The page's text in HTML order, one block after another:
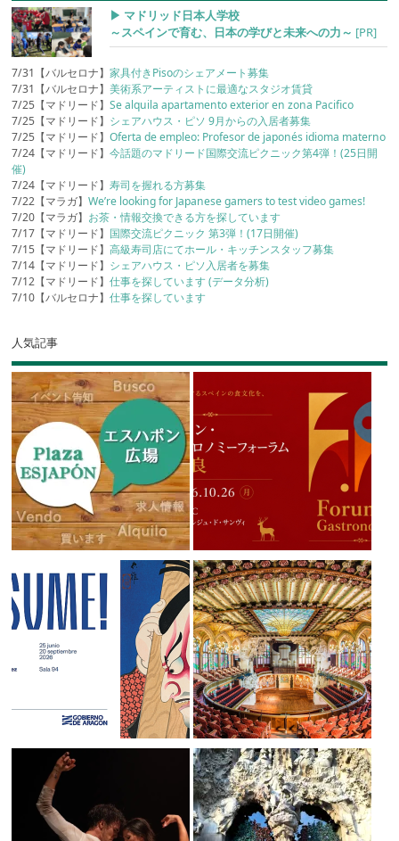
▶︎ マドリッド日本人学校
～スペインで育む、日本の学びと未来への力～ [PR]
7/31【バルセロナ】家具付きPisoのシェアメート募集
7/31【バルセロナ】美術系アーティストに最適なスタジオ賃貸
7/25【マドリード】Se alquila apartamento exterior en zona Pacifico
7/25【マドリード】 シェアハウス・ピソ 9月からの入居者募集
7/25【マドリード】Oferta de empleo: Profesor de japonés idioma materno
7/24【マドリード】今話題のマドリード国際交流ピクニック第4弾！(25日開
催)
7/24【マドリード】寿司を握れる方募集
7/22【マラガ】We’re looking for Japanese gamers to test video games!
7/20【マラガ】 お茶・情報交換できる方を探しています
7/17【マドリード】 国際交流ピクニック 第3弾！(17日開催)
7/15【マドリード】高級寿司店にてホール・キッチンスタッフ募集
7/14【マドリード】 シェアハウス・ピソ入居者を募集
7/12【マドリード】仕事を探しています (データ分析)
7/10【バルセロナ】仕事を探しています
人気記事